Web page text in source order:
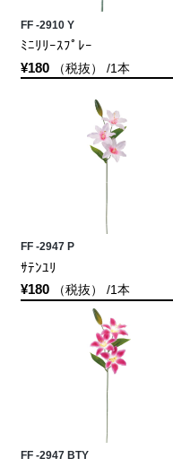
FF -2910 Y
ﾐﾆﾘﾘｰｽﾌﾟﾚｰ
¥180（税抜） /1本
FF -2947 P
ｻﾃﾝﾕﾘ
¥180（税抜） /1本
FF -2947 BTY